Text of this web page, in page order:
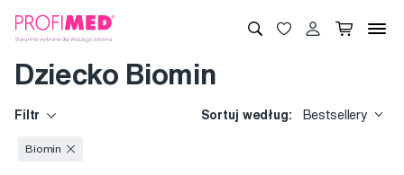
Dziecko Biomin
Filtr Sortuj według: Bestsellery
Biomin